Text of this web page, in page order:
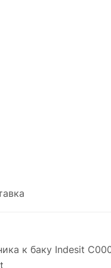
к баку Indesit